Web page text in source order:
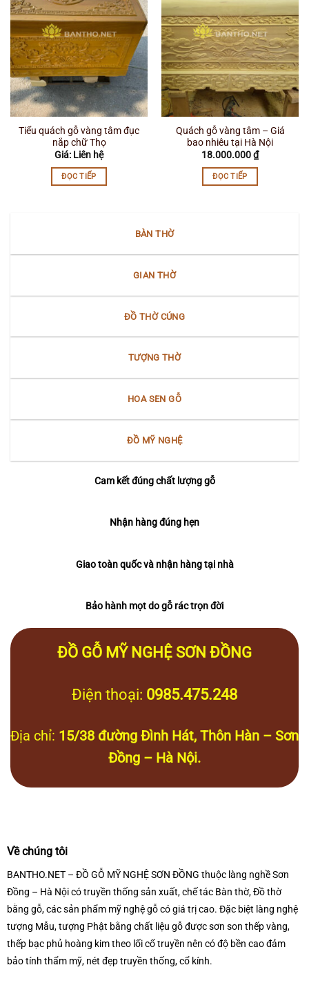
Tiểu quách gỗ vàng tâm đục
nắp chữ Thọ
Giá: Liên hệ
ĐỌC TIẾP
Quách gỗ vàng tâm – Giá
bao nhiêu tại Hà Nội
18.000.000₫
ĐỌC TIẾP
BÀN THỜ
GIAN THỜ
ĐỒ THỜ CÚNG
TƯỢNG THỜ
HOA SEN GỖ
ĐỒ MỸ NGHỆ
Cam kết đúng chất lượng gỗ
Nhận hàng đúng hẹn
Giao toàn quốc và nhận hàng tại nhà
Bảo hành mọt do gỗ rác trọn đời
ĐỒ GỖ MỸ NGHỆ SƠN ĐỒNG
Điện thoại: 0985.475.248
Địa chỉ: 15/38 đường Đình Hát, Thôn Hàn – Sơn
Đồng – Hà Nội.
Về chúng tôi
BANTHO.NET – ĐỒ GỖ MỸ NGHỆ SƠN ĐỒNG thuộc làng nghề Sơn
Đồng – Hà Nội có truyền thống sản xuất, chế tác Bàn thờ, Đồ thờ
bằng gỗ, các sản phẩm mỹ nghệ gỗ có giá trị cao. Đặc biệt làng nghệ
tượng Mẫu, tượng Phật bằng chất liệu gỗ được sơn son thếp vàng,
thếp bạc phủ hoàng kim theo lối cổ truyền nên có độ bền cao đảm
bảo tính thẩm mỹ, nét đẹp truyền thống, cổ kính.